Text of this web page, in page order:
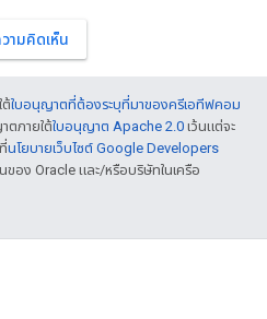
ามคิดเห็น
ต้ใบอนุญาตที่ต้องระบุที่มาของครีเอทีฟคอม
ตภายใต้ใบอนุญาต Apache 2.0 เว้นแต่จะ
นโยบายเว็บไซต์ Google Developers
ของ Oracle และ/หรือบริษัทในเครือ